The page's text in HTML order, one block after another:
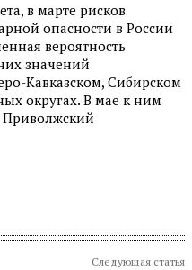
в марте рисков
опасности в России
вероятность
значений
Кавказском, Сибирском
округах. В мае к ним
Приволжский
Следующая статья